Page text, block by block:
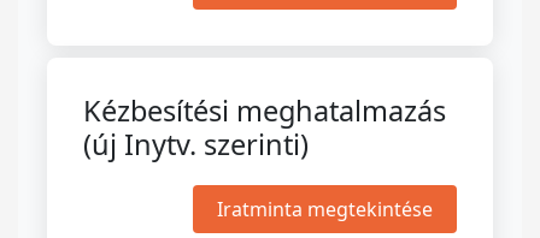
Kézbesítési meghatalmazás
(új Inytv. szerinti)
Iratminta megtekintése